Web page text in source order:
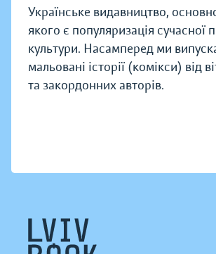
Українське видавництво,
якого є популяризація сучасної
культури. Насамперед ми
мальовані історії (комікси) від
та закордонних авторів.